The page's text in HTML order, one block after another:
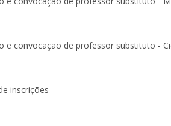
e convocação de professor substituto -
inscrições